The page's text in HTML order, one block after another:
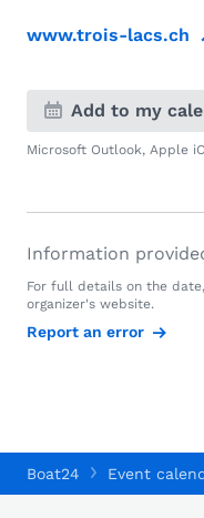
www.trois-lacs.ch
Add to my
Microsoft Outlook, Apple
Information
For full details on the
organizer's website.
Report an error
Boat24 Event